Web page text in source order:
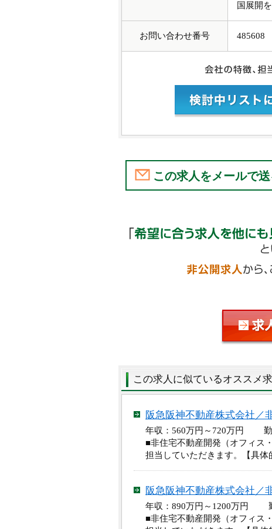
国展開
お問い合わせ番号 485608
この求人をメールで
この求人に似ているオススメ
阪急阪神不動産株式会社／
年収：560万円～720万円 勤
■非住宅不動産開発（オフィス
担当していただきます。【具
阪急阪神不動産株式会社／
年収：890万円～1200万円 勤
■非住宅不動産開発（オフィス